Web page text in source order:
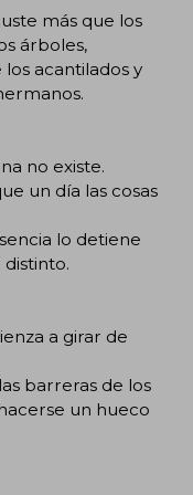
más que los
árboles,
acantilados y
no existe.
un día las cosas
lo detiene
a girar de
barreras de los
un hueco